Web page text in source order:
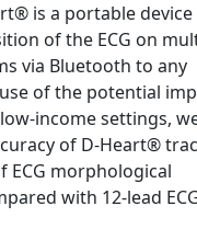
is a portable
of the ECG on
via Bluetooth to any
of the potential
income settings,
of D-Heart®
morphological
with 12-lead